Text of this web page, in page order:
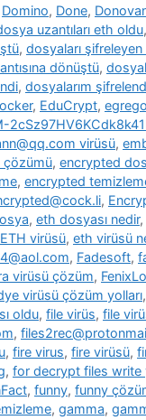
Domino, Done,
uzantıları eth oldu,
, dosyaları şifreleyen
dönüştü,
, dosyalarım
, EduCrypt,
virüsü,
çözümü, encrypted
, encrypted
,
, eth dosyası nedir,
ETH virüsü, eth virüsü
, Fadesoft,
virüsü çözüm,
virüsü çözüm yolları,
oldu, file virüs, file
,
, fire virus, fire virüsü,
, for decrypt files write
, funny, funny
, gamma,